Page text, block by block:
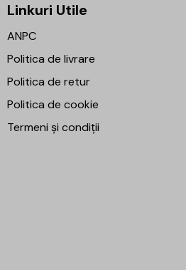
Linkuri Utile
ANPC
Politica de livrare
Politica de retur
Politica de cookie
Termeni și condiții